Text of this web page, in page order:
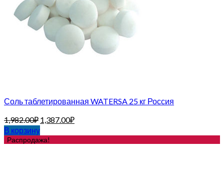
Соль таблетированная WATERSA 25 кг Россия
1,982.00₽ 1,387.00₽
В корзину
Распродажа!